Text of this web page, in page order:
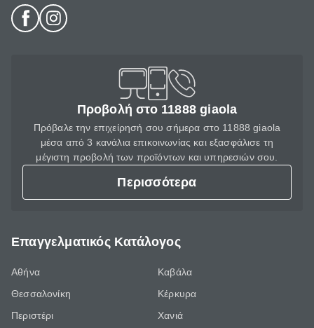
Προβολή στο 11888 giaola
Πρόβαλε την επιχείρησή σου σήμερα στο 11888 giaola
μέσα από 3 κανάλια επικοινωνίας και εξασφάλισε τη
μέγιστη προβολή των προϊόντων και υπηρεσιών σου.
Περισσότερα
Επαγγελματικός Κατάλογος
Αθήνα
Θεσσαλονίκη
Περιστέρι
Καβάλα
Κέρκυρα
Χανιά